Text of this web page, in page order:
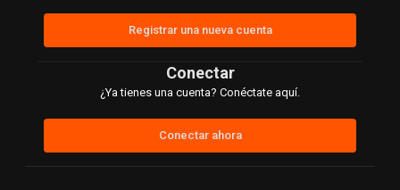
Registrar una nueva cuenta
Conectar
¿Ya tienes una cuenta? Conéctate aquí.
Conectar ahora